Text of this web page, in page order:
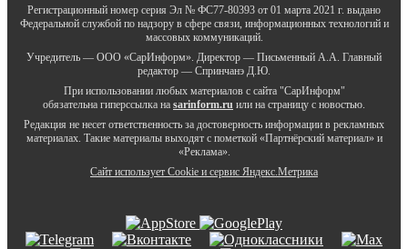
Регистрационный номер серия Эл № ФС77-80393 от 01 марта 2021 г. выдано
Федеральной службой по надзору в сфере связи, информационных технологий и
массовых коммуникаций.
Учредитель — ООО «СарИнформ». Директор — Письменный А.А. Главный
редактор — Спринчанэ Д.Ю.
При использовании любых материалов с сайта "СарИнформ"
обязательна гиперссылка на sarinform.ru или на страницу с новостью.
Редакция не несет ответственность за достоверность информации в рекламных
материалах. Такие материалы выходят с пометкой «Партнёрский материал» и
«Реклама».
Сайт использует Cookie и сервиc Яндекс.Метрика